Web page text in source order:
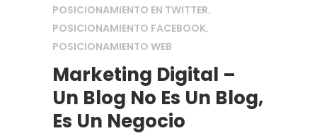
POSICIONAMIENTO EN TWITTER,
POSICIONAMIENTO FACEBOOK,
POSICIONAMIENTO WEB
Marketing Digital –
Un Blog No Es Un Blog,
Es Un Negocio